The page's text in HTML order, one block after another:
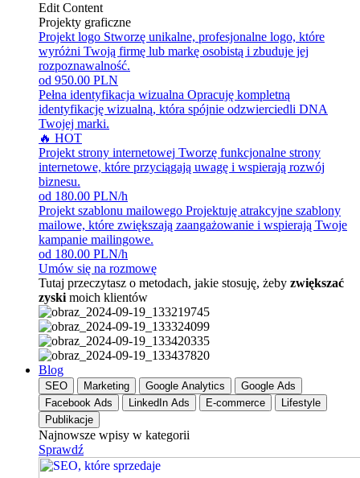
Edit Content
Projekty graficzne
Projekt logo Stworzę unikalne, profesjonalne logo, które
wyróżni Twoją firmę lub markę osobistą i zbuduje jej
rozpoznawalność.
od 950.00 PLN
Pełna identyfikacja wizualna Opracuję kompletną
identyfikację wizualną, która spójnie odzwierciedli DNA
Twojej marki.
🔥 HOT
Projekt strony internetowej Tworzę funkcjonalne strony
internetowe, które przyciągają uwagę i wspierają rozwój
biznesu.
od 180.00 PLN/h
Projekt szablonu mailowego Projektuję atrakcyjne szablony
mailowe, które zwiększają zaangażowanie i wspierają Twoje
kampanie mailingowe.
od 180.00 PLN/h
Umów się na rozmowę
Tutaj przeczytasz o metodach, jakie stosuję, żeby zwiększać
zyski moich klientów
Blog
SEO Marketing Google Analytics
Google Ads
Facebook Ads
LinkedIn Ads E-commerce
Lifestyle
Publikacje
Najnowsze wpisy w kategorii
Sprawdź